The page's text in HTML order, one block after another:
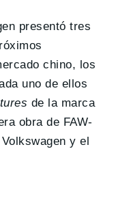
presentó tres
chino, los
uno de ellos
de la marca
obra de FAW-
y el